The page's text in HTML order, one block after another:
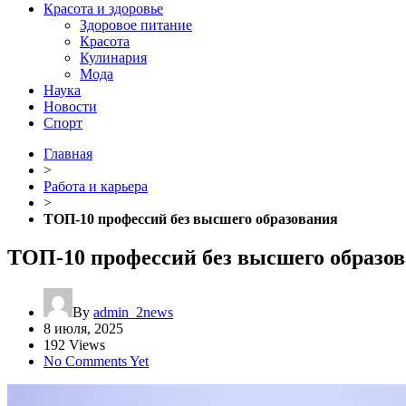
Красота и здоровье
Здоровое питание
Красота
Кулинария
Мода
Наука
Новости
Спорт
Главная
>
Работа и карьера
>
ТОП-10 профессий без высшего образования
ТОП-10 профессий без высшего
By admin_2news
8 июля, 2025
192 Views
No Comments Yet